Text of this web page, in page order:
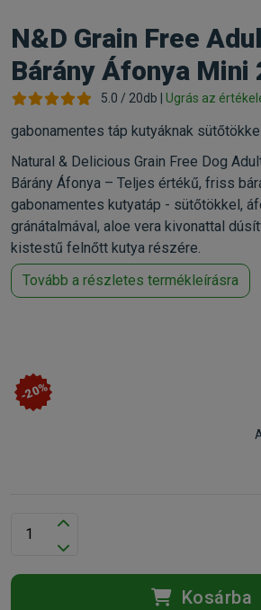
N&D Grain Free
Bárány Áfonya Mini
5.0 / 20db | Ugrás az
gabonamentes táp kutyáknak
Natural & Delicious Grain Free Dog
Bárány Áfonya – Teljes értékű, friss
gabonamentes kutyatáp - sütőtökkel,
gránátalmával, aloe vera kivonattal
kistestű felnőtt kutya részére.
Tovább a részletes termékleírásra
-20%
Kosárba